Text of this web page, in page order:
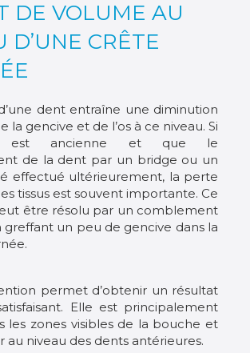
DE VOLUME AU
D’UNE CRÊTE
dent entraîne une diminution
la gencive et de l’os à ce niveau. Si
est ancienne et que le
de la dent par un bridge ou un
effectué ultérieurement, la perte
tissus est souvent importante. Ce
être résolu par un comblement
greffant un peu de gencive dans la
permet d’obtenir un résultat
Elle est principalement
les zones visibles de la bouche et
au niveau des dents antérieures.